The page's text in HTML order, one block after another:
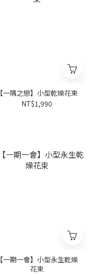
【一隅之戀】小型乾燥花束
NT$1,990
【一期一會】小型永生乾燥
花束